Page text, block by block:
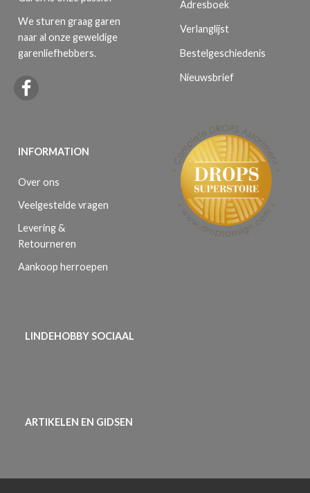
We sturen graag garen
naar al onze geweldige
garenliefhebbers.
INFORMATION
Over ons
Veelgestelde vragen
Levering &
Retourneren
Aankoop herroepen
Adresboek
Verlanglijst
Bestelgeschiedenis
Nieuwsbrief
LINDEHOBBY SOCIAAL
ARTIKELEN EN GIDSEN